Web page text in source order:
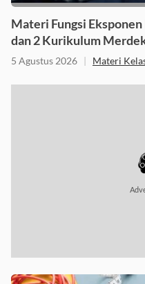
Materi Fungsi
dan 2 Kurikulum
5 Agustus 2026 | Materi